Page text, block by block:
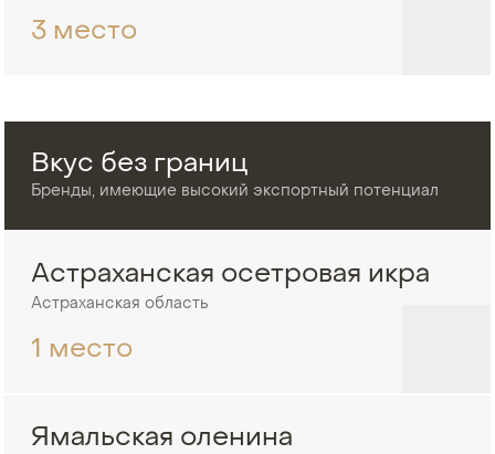
3 место
Вкус без границ
Бренды, имеющие высокий экспортный потенциал
Астраханская осетровая икра
Астраханская область
1 место
Ямальская оленина